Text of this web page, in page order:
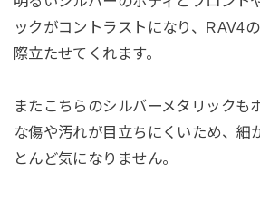
ックがコントラストになり、RAV4
際立たせてくれます。
またこちらのシルバーメタリックも
な傷や汚れが目立ちにくいため、細
とんど気になりません。